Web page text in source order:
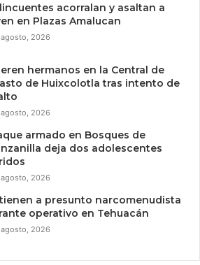
acorralan y asaltan a
en Plazas Amalucan
2026
hermanos en la Central de
de Huixcolotla tras intento de
2026
armado en Bosques de
deja dos adolescentes
2026
a presunto narcomenudista
operativo en Tehuacán
2026